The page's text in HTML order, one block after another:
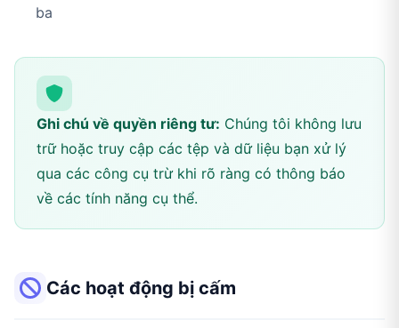
ba
Ghi chú về quyền riêng tư: Chúng tôi không lưu
trữ hoặc truy cập các tệp và dữ liệu bạn xử lý
qua các công cụ trừ khi rõ ràng có thông báo
về các tính năng cụ thể.
Các hoạt động bị cấm